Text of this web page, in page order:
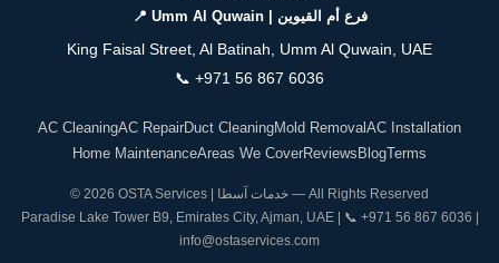
📍 Umm Al Quwain | فرع أم القيوين
King Faisal Street, Al Batinah, Umm Al Quwain, UAE
📞 +971 56 867 6036
AC CleaningAC RepairDuct CleaningMold Removal AC Installation
Home MaintenanceAreas We CoverReviews BlogTerms
© 2026 OSTA Services | خدمات آسطا — All Rights Reserved
Paradise Lake Tower B9, Emirates City, Ajman, UAE | 📞 +971 56 867 6036
info@ostaservices.com